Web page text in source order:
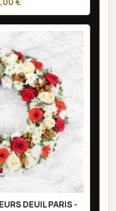
DEUIL PARIS -